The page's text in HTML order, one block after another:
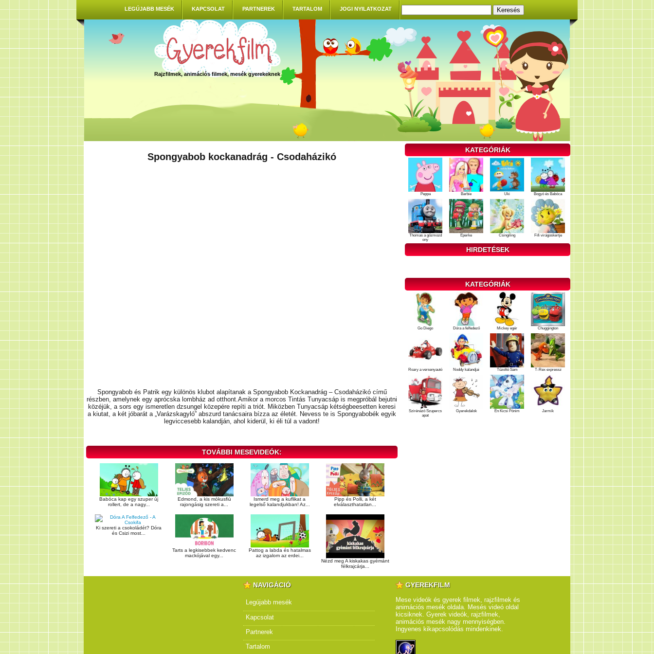
LEGÚJABB MESÉK KAPCSOLAT PARTNEREK TARTALOM JOGI NYILATKOZAT
Rajzfilmek, animációs filmek, mesék gyerekeknek
Spongyabob kockanadrág - Csodaházikó
Spongyabob és Patrik egy különös klubot alapítanak a Spongyabob Kockanadrág – Csodaházikó című
részben, amelynek egy aprócska lombház ad otthont.Amikor a morcos Tintás Tunyacsáp is megpróbál bejutni
közéjük, a sors egy ismeretlen dzsungel közepére repíti a triót. Miközben Tunyacsáp kétségbeesetten keresi
a kiutat, a két jóbarát a „Varázskagyló” abszurd tanácsaira bízza az életét. Nevess te is Spongyabobék egyik
legviccesebb kalandján, ahol kiderül, ki éli túl a vadont!
TOVÁBBI MESEVIDEÓK:
Babóca kap egy szuper új
rollert, de a nagy...
Edmond, a kis mókusfiú
rajongásig szereti a...
Ismerd meg a kuflikat a
legelső kalandjukban! Az...
Pipp és Polli, a két
elválaszthatatlan...
Ki szereti a csokoládét? Dóra
és Csizi most...
Tarts a legkisebbek kedvenc
mackójával egy...
Pattog a labda és hatalmas
az izgalom az erdei...
Nézd meg A kiskakas gyémánt
félkrajcárja...
KATEGÓRIÁK
Peppa Barbie Uki Bogyó és Babóca
Thomas a gőzmozd
ony
Eperke Csingiling Fifi virágoskertje
HIRDETÉSEK
KATEGÓRIÁK
Go Diego Dóra a felfedező Mickey egér Chuggington
Roary a versenyautó Noddy kalandjai Tűzoltó Sam T-Rex expressz
Szirénázó Szupercs
apat
Gyerekdalok Én Kicsi Pónim Jarmik
NAVIGÁCIÓ
Legújabb mesék
Kapcsolat
Partnerek
Tartalom
GYEREKFILM
Mese videók és gyerek filmek, rajzfilmek és
animációs mesék oldala. Mesés videó oldal
kicsiknek. Gyerek videók, rajzfilmek,
animációs mesék nagy mennyiségben.
Ingyenes kikapcsolódás mindenkinek.